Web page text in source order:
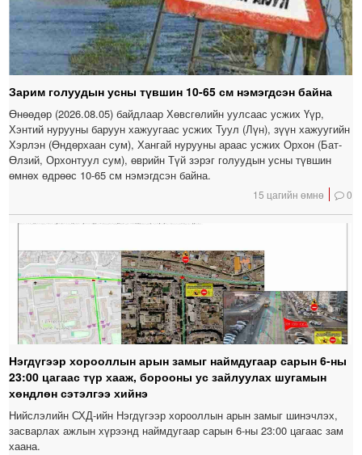
Зарим голуудын усны түвшин 10-65 см нэмэгдсэн байна
Өнөөдөр (2026.08.05) байдлаар Хөвсгөлийн уулсаас усжих Үүр,
Хэнтий нурууны баруун хажуугаас усжих Туул (Лүн), зүүн хажуугийн
Хэрлэн (Өндөрхаан сум), Хангай нурууны араас усжих Орхон (Бат-
Өлзий, Орхонтуул сум), өврийн Түй зэрэг голуудын усны түвшин
өмнөх өдрөөс 10-65 см нэмэгдсэн байна.
15 цагийн өмнө 0
Нэгдүгээр хорооллын арын замыг наймдугаар сарын 6-ны
23:00 цагаас түр хааж, борооны ус зайлуулах шугамын
хөндлөн сэтэлгээ хийнэ
Нийслэлийн СХД-ийн Нэгдүгээр хорооллын арын замыг шинэчлэх,
засварлах ажлын хүрээнд наймдугаар сарын 6-ны 23:00 цагаас зам
хаана.